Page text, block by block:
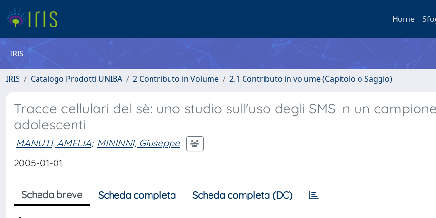
Home
IRIS
IRIS Catalogo Prodotti UNIBA 2 Contributo in Volume 2.1 Contributo in volume (Capitolo o Saggio)
Tracce cellulari del sè: uno studio sull'uso degli SMS in un
adolescenti
MANUTI, AMELIA; MININNI, Giuseppe
2005-01-01
Scheda breve Scheda completa Scheda completa (DC)